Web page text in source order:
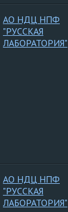
АО НДЦ НПФ
"РУССКАЯ
ЛАБОРАТОРИЯ"
АО НДЦ НПФ
"РУССКАЯ
ЛАБОРАТОРИЯ"